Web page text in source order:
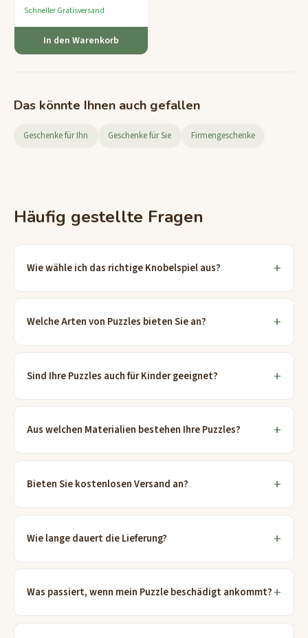
Schneller Gratisversand
In den Warenkorb
Das könnte Ihnen auch gefallen
Geschenke für Ihn Geschenke für Sie Firmengeschenke
Häufig gestellte Fragen
Wie wähle ich das richtige Knobelspiel aus?
Welche Arten von Puzzles bieten Sie an?
Sind Ihre Puzzles auch für Kinder geeignet?
Aus welchen Materialien bestehen Ihre Puzzles?
Bieten Sie kostenlosen Versand an?
Wie lange dauert die Lieferung?
Was passiert, wenn mein Puzzle beschädigt ankommt?